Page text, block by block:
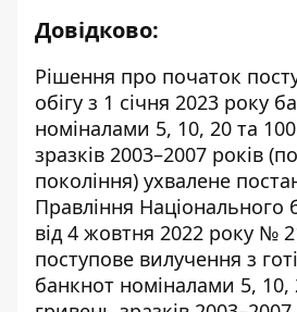
Довідково:
Рішення про початок
обігу з 1 січня 2023 року
номіналами 5, 10, 20 та
зразків 2003–2007 років
покоління) ухвалене
Правління Національного
від 4 жовтня 2022 року №
поступове вилучення з
банкнот номіналами 5, 10,